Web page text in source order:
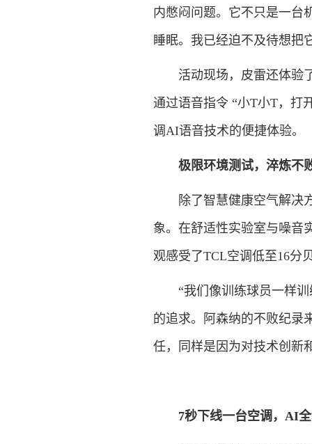
内憋闷问题。它不只是一台
睡眠。我已经迫不及待想把
活动现场，皮雷还体验了
通过语音指令 “小T小T，打
调AI语音技术的便捷体验。
极限环境测试，淬炼不
除了智慧健康空气解决方
象。在舒适性实验室与噪音
观感受了TCL空调低至16分
“我们像训练球员一样训
的追求。阿森纳的不败纪录
任，同样是因为对技术创新
7秒下线一台空调，AI